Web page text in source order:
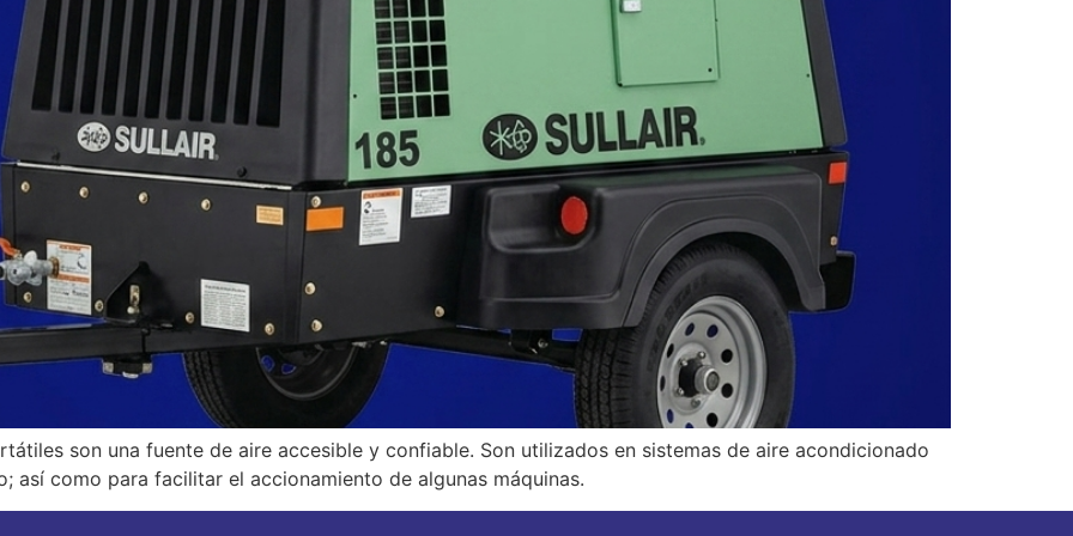
son una fuente de aire accesible y confiable. Son utilizados en sistemas de aire acondicionado
así como para facilitar el accionamiento de algunas máquinas.